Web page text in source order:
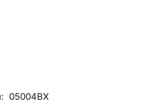
05004BX